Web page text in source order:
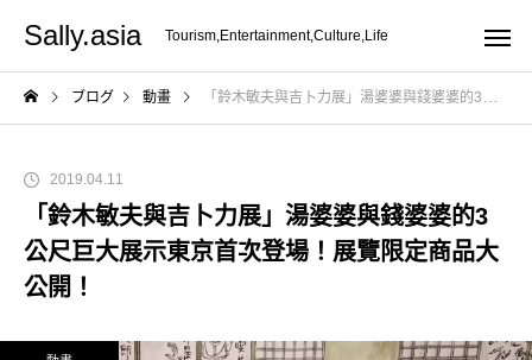
Sally.asia Tourism,Entertainment,Culture,Life
ブログ 動畫 「鈴木敏夫與吉卜力展」湯婆婆與錢婆婆的3公尺巨大展示東京首次登場！展覽限定商品大公開！
2019.04.11
「鈴木敏夫與吉卜力展」湯婆婆與錢婆婆的3
公尺巨大展示東京首次登場！展覽限定商品大
公開！